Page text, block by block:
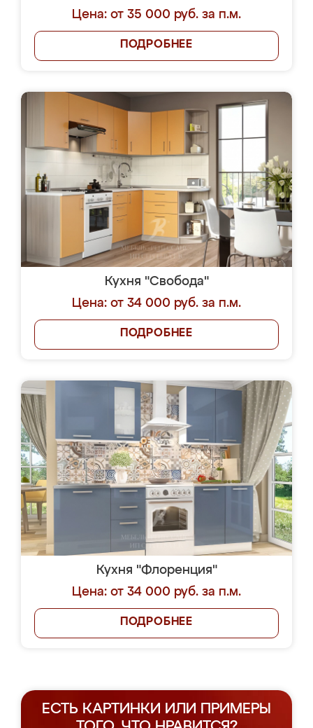
Цена: от 35 000 руб. за п.м.
ПОДРОБНЕЕ
Кухня "Свобода"
Цена: от 34 000 руб. за п.м.
ПОДРОБНЕЕ
Кухня "Флоренция"
Цена: от 34 000 руб. за п.м.
ПОДРОБНЕЕ
ЕСТЬ КАРТИНКИ ИЛИ ПРИМЕРЫ